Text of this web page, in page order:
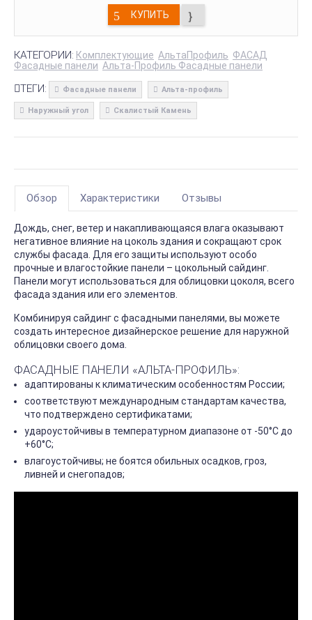
КУПИТЬ
КАТЕГОРИИ: Комплектующие АльтаПрофиль ФАСАД
Фасадные панели Альта-Профиль Фасадные панели
ТЕГИ: Фасадные панели Альта-профиль
Наружный угол Скалистый Камень
Обзор Характеристики Отзывы
Дождь, снег, ветер и накапливающаяся влага оказывают
негативное влияние на цоколь здания и сокращают срок
службы фасада. Для его защиты используют особо
прочные и влагостойкие панели – цокольный сайдинг.
Панели могут использоваться для облицовки цоколя, всего
фасада здания или его элементов.
Комбинируя сайдинг с фасадными панелями, вы можете
создать интересное дизайнерское решение для наружной
облицовки своего дома.
ФАСАДНЫЕ ПАНЕЛИ «АЛЬТА-ПРОФИЛЬ»:
адаптированы к климатическим особенностям России;
соответствуют международным стандартам качества,
что подтверждено сертификатами;
удароустойчивы в температурном диапазоне от -50°С до
+60°С;
влагоустойчивы; не боятся обильных осадков, гроз,
ливней и снегопадов;